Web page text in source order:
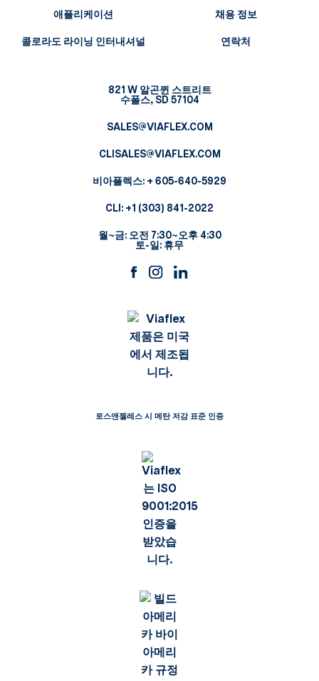
애플리케이션
콜로라도 라이닝 인터내셔널
채용 정보
연락처
821 W 알곤퀸 스트리트
수폴스, SD 57104
SALES@VIAFLEX.COM
CLISALES@VIAFLEX.COM
비아플렉스: + 605-640-5929
CLI: +1 (303) 841-2022
월~금: 오전 7:30~오후 4:30
토-일: 휴무
로스앤젤레스 시 메탄 저감 표준 인증